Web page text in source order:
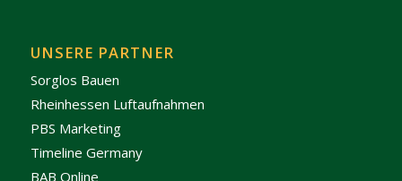
UNSERE PARTNER
Sorglos Bauen
Rheinhessen Luftaufnahmen
PBS Marketing
Timeline Germany
BAB Online